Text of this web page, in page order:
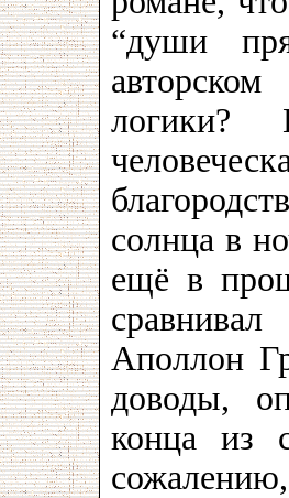
“души
логики?
солнца в
ещё в
Аполлон
доводы,
конца из